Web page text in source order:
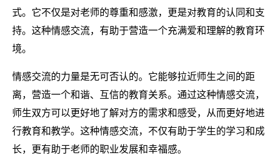
式。它不仅是对老师的尊重和感激，更是对教育的认同和支
持。这种情感交流，有助于营造一个充满爱和理解的教育环
境。
情感交流的力量是无可否认的。它能够拉近师生之间的距
离，营造一个和谐、互信的教育关系。通过这种情感交流，
师生双方可以更好地了解对方的需求和感受，从而更好地进
行教育和教学。这种情感交流，不仅有助于学生的学习和成
长，更有助于老师的职业发展和幸福感。